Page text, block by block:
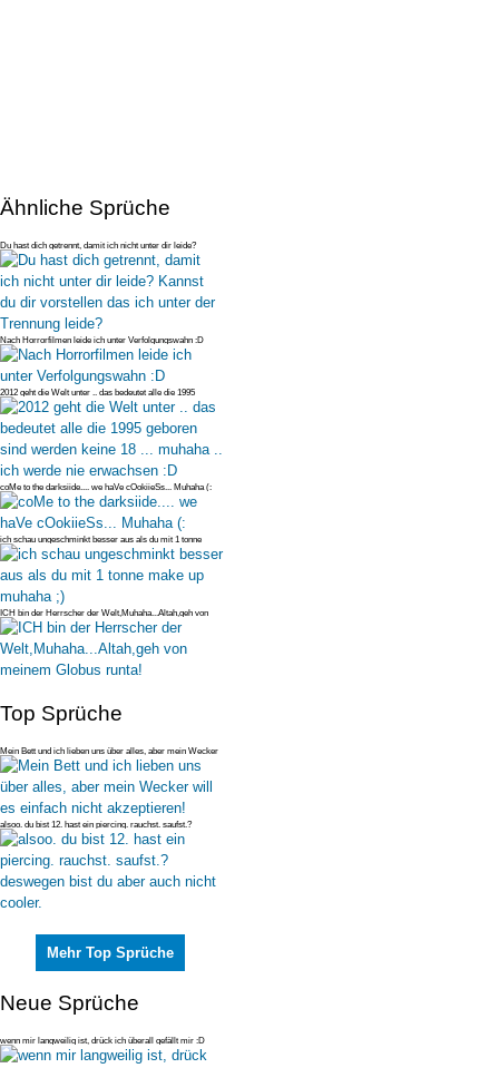
Ähnliche Sprüche
Du hast dich getrennt, damit ich nicht unter dir leide?
Kannst du dir vo
Nach Horrorfilmen leide ich unter Verfolgungswahn :D
2012 geht die Welt unter .. das bedeutet alle die 1995
geboren sind werd
coMe to the darksiide.... we haVe cOokiieSs... Muhaha (:
ich schau ungeschminkt besser aus als du mit 1 tonne
make up muhaha ;)
ICH bin der Herrscher der Welt,Muhaha...Altah,geh von
meinem Globus runt
Top Sprüche
Mein Bett und ich lieben uns über alles, aber mein Wecker
will es einfac
alsoo. du bist 12. hast ein piercing. rauchst. saufst.?
deswegen bist du
Mehr Top Sprüche
Neue Sprüche
wenn mir langweilig ist, drück ich überall gefällt mir :D